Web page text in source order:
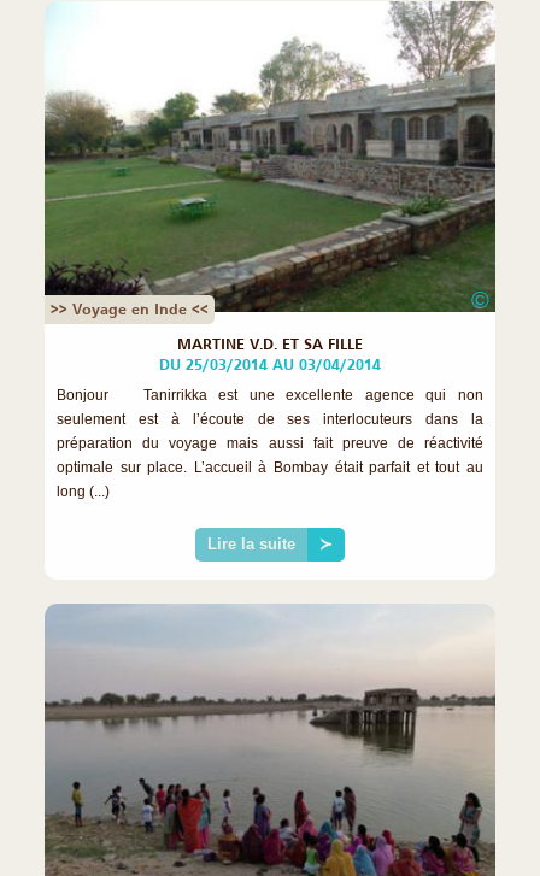
>> Voyage en Inde << ©
MARTINE V.D. ET SA FILLE
DU 25/03/2014 AU 03/04/2014
Bonjour Tanirrikka est une excellente agence qui non
seulement est à l’écoute de ses interlocuteurs dans la
préparation du voyage mais aussi fait preuve de réactivité
optimale sur place. L’accueil à Bombay était parfait et tout au
long (...)
Lire la suite ≻